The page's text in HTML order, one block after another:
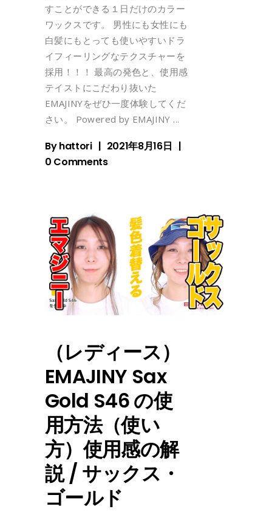
すことができる１日だけのカラー
ワックスです。 男性にも女性にも
白髪にもとっても使いやすいドラ
イフィーリングなテクスチャーを
採用！！！ 最高の発色と、使用感
テイストにこだわり抜いた
EMAJINYをぜひ一度体験してくだ
さい。 Powered by EMAJINY
Byhattori
2021年8月16日
0 Comments
（レディース）
EMAJINY Sax
Gold S46 の使
用方法（使い
方）使用感の解
説 / サックス・
ゴールド